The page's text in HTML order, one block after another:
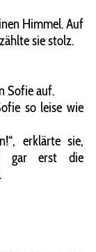
Himmel. Auf
sie stolz.
Sofie auf.
so leise wie
erklärte sie,
gar erst die